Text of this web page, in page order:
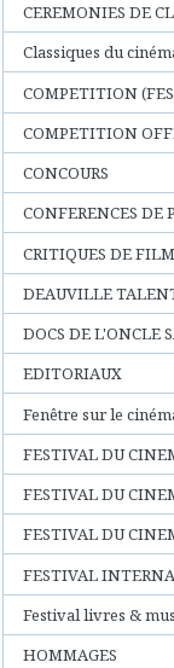
CEREMONIES DE
Classiques du
COMPETITION
COMPETITION
CONCOURS
CONFERENCES DE
CRITIQUES DE
DEAUVILLE
DOCS DE L'ONCLE
EDITORIAUX
Fenêtre sur le
FESTIVAL DU
FESTIVAL DU
FESTIVAL DU
FESTIVAL
Festival livres &
HOMMAGES